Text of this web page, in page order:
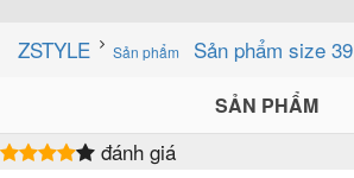
ZSTYLE Sản phẩm Sản phẩm size 39
SẢN PHẨM
đánh giá